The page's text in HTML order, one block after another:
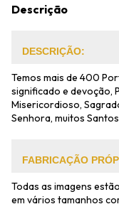
Descrição
DESCRIÇÃO:
Temos mais de 400
significado e devoção,
Misericordioso,
Senhora, muitos
FABRICAÇÃO
Todas as imagens
em vários tamanhos